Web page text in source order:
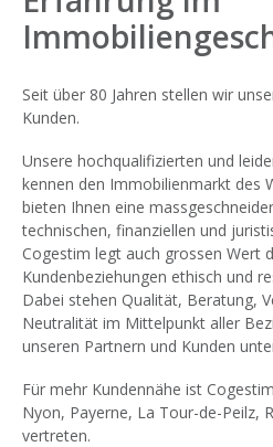
Seit über 80 Jahren stellen wir
Kunden.
Unsere hochqualifizierten und
kennen den Immobilienmarkt des
bieten Ihnen eine
technischen, finanziellen und
Cogestim legt auch grossen Wert
Kundenbeziehungen ethisch und
Dabei stehen Qualität, Beratung,
Neutralität im Mittelpunkt aller
unseren Partnern und Kunden
Für mehr Kundennähe ist
Nyon, Payerne, La Tour-de-Peilz,
vertreten.